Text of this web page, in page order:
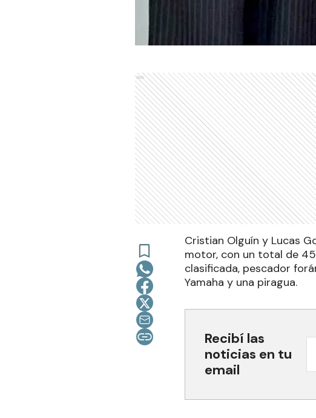
Ads
Cristian Olguín y Lucas
motor, con un total de
clasificada, pescador
Yamaha y una piragua.
Recibí las
noticias en tu
email